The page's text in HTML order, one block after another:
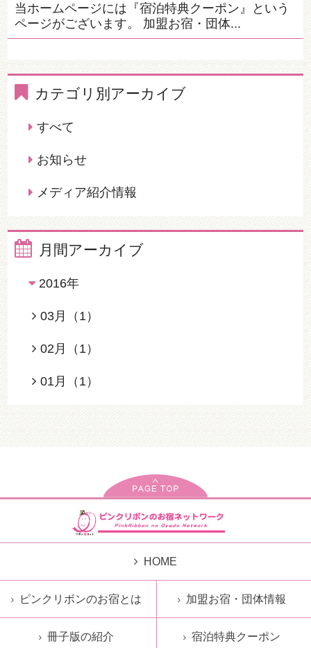
当ホームページには『宿泊特典クーポン』という
ページがございます。 加盟お宿・団体...
カテゴリ別アーカイブ
すべて
お知らせ
メディア紹介情報
月間アーカイブ
2016年
03月（1）
02月（1）
01月（1）
HOME
ピンクリボンのお宿とは 加盟お宿・団体情報
冊子版の紹介 宿泊特典クーポン